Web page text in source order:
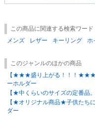
この商品に関連する検索ワード
メンズ
レザー キーリング ホ
このジャンルのほかの商品
【★★★盛り上がる！！！★★★”
ーホルダー
【★中くらいのサイズの定番品
【★オリジナル商品★子供たち
ダー